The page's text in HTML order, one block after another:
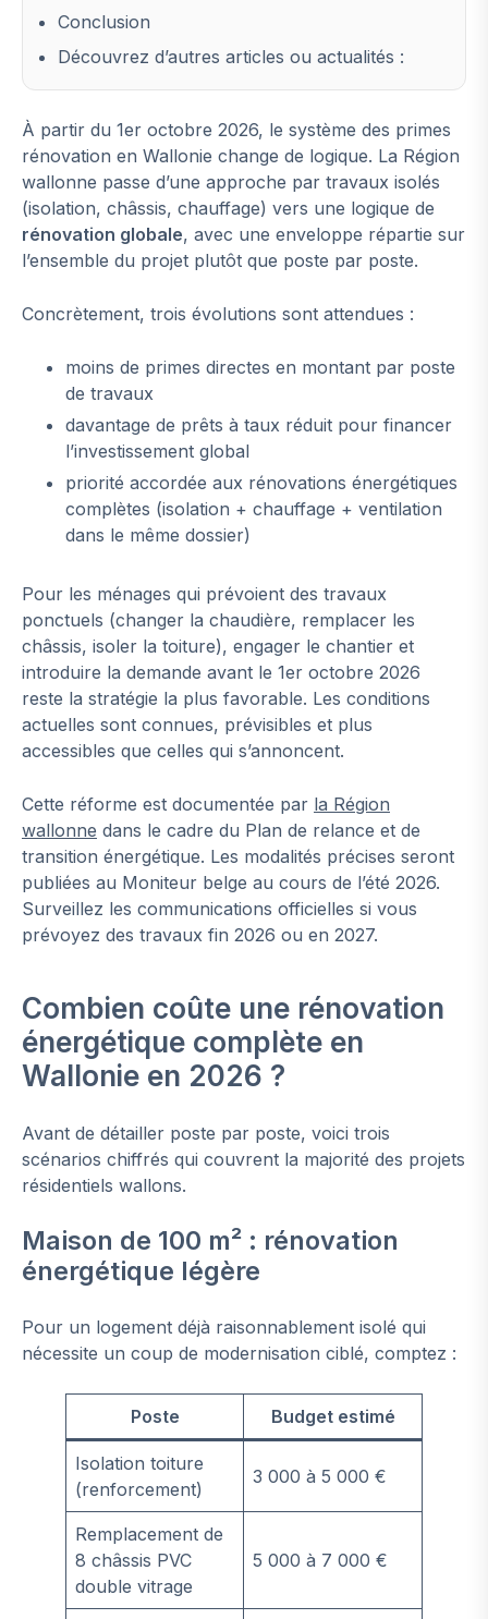
Conclusion
Découvrez d’autres articles ou actualités :
À partir du 1er octobre 2026, le système des primes
rénovation en Wallonie change de logique. La Région
wallonne passe d’une approche par travaux isolés
(isolation, châssis, chauffage) vers une logique de
rénovation globale, avec une enveloppe répartie sur
l’ensemble du projet plutôt que poste par poste.
Concrètement, trois évolutions sont attendues :
moins de primes directes en montant par poste
de travaux
davantage de prêts à taux réduit pour financer
l’investissement global
priorité accordée aux rénovations énergétiques
complètes (isolation + chauffage + ventilation
dans le même dossier)
Pour les ménages qui prévoient des travaux
ponctuels (changer la chaudière, remplacer les
châssis, isoler la toiture), engager le chantier et
introduire la demande avant le 1er octobre 2026
reste la stratégie la plus favorable. Les conditions
actuelles sont connues, prévisibles et plus
accessibles que celles qui s’annoncent.
Cette réforme est documentée par la Région
wallonne dans le cadre du Plan de relance et de
transition énergétique. Les modalités précises seront
publiées au Moniteur belge au cours de l’été 2026.
Surveillez les communications officielles si vous
prévoyez des travaux fin 2026 ou en 2027.
Combien coûte une rénovation
énergétique complète en
Wallonie en 2026 ?
Avant de détailler poste par poste, voici trois
scénarios chiffrés qui couvrent la majorité des projets
résidentiels wallons.
Maison de 100 m² : rénovation
énergétique légère
Pour un logement déjà raisonnablement isolé qui
nécessite un coup de modernisation ciblé, comptez :
Poste Budget estimé
Isolation toiture
(renforcement)
3 000 à 5 000 €
Remplacement de
8 châssis PVC
double vitrage
5 000 à 7 000 €